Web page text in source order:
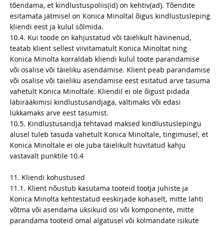
tõendama, et kindlustuspoliis(id) on kehtiv(ad). Tõendite
esitamata jätmisel on Konica Minoltal õigus kindlustusleping
kliendi eest ja kulul sõlmida.
10.4. Kui toode on kahjustatud või täielikult hävinenud,
teatab klient sellest viivitamatult Konica Minoltat ning
Konica Minolta korraldab kliendi kulul toote parandamise
või osalise või täieliku asendamise. Klient peab parandamise
või osalise või täieliku asendamise eest esitatud arve tasuma
vahetult Konica Minoltale. Kliendil ei ole õigust pidada
läbirääkimisi kindlustusandjaga, vältimaks või edasi
lükkamaks arve eest tasumist.
10.5. Kindlustusandja tehtavad maksed kindlustuslepingu
alusel tuleb tasuda vahetult Konica Minoltale, tingimusel, et
Konica Minoltale ei ole juba täielikult hüvitatud kahju
vastavalt punktile 10.4
11. Kliendi kohustused
11.1. Klient nõustub kasutama tooteid tootja juhiste ja
Konica Minolta kehtestatud eeskirjade kohaselt, mitte lahti
võtma või asendama üksikuid osi või komponente, mitte
parandama tooteid omal algatusel või kolmandate isikute